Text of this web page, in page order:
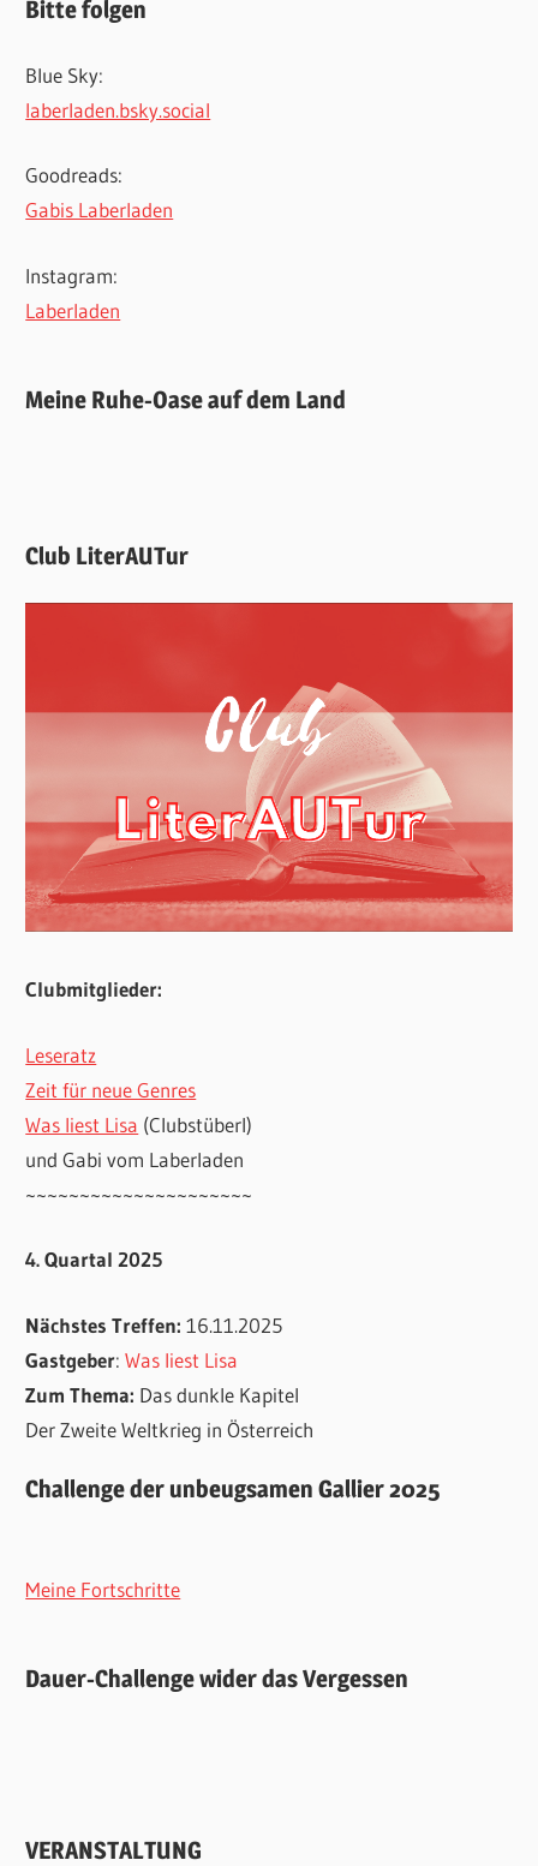
Bitte folgen
Blue Sky:
laberladen.bsky.social
Goodreads:
Gabis Laberladen
Instagram:
Laberladen
Meine Ruhe-Oase auf dem Land
Club LiterAUTur
Clubmitglieder:
Leseratz
Zeit für neue Genres
Was liest Lisa (Clubstüberl)
und Gabi vom Laberladen
~~~~~~~~~~~~~~~~~~~~~
4. Quartal 2025
Nächstes Treffen:16.11.2025
Gastgeber:Was liest Lisa
Zum Thema: Das dunkle Kapitel
Der Zweite Weltkrieg in Österreich
Challenge der unbeugsamen Gallier 2025
Meine Fortschritte
Dauer-Challenge wider das Vergessen
VERANSTALTUNG